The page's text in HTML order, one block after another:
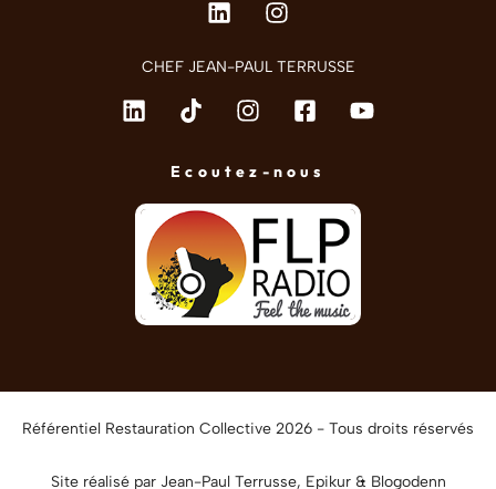
CHEF JEAN-PAUL TERRUSSE
Ecoutez-nous
Référentiel Restauration Collective 2026 - Tous droits réservés
Site réalisé par Jean-Paul Terrusse, Epikur & Blogodenn